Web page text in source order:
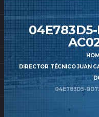
DIRECTOR TÉCNICO JUAN
04E783D5-